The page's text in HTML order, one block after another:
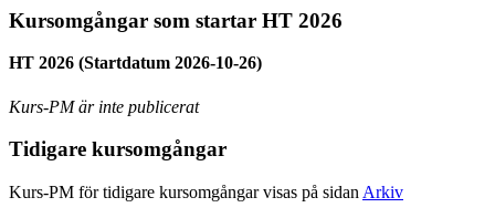
Kursomgångar som startar HT 2026
HT 2026 (Startdatum 2026-10-26)
Kurs-PM är inte publicerat
Tidigare kursomgångar
Kurs-PM för tidigare kursomgångar visas på sidan Arkiv